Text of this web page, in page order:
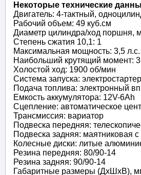
Некоторые технические
Двигатель: 4-тактный,
Рабочий объем: 49 куб.см
Диаметр цилиндра/ход поршня,
Степень сжатия 10,1: 1
Максимальная мощность: 3,5
Наибольший крутящий момент:
Холостой ход: 1900 об/мин
Система запуска: электростартер
Подача топлива: электронный
Емкость аккумулятора: 12V-6Ah
Сцепление: автоматическое
Трансмиссия: вариатор
Подвеска передняя:
Подвеска задняя: маятниковая
Колесные диски: литые
Резина передняя: 80/90-14
Резина задняя: 90/90-14
Габаритные размеры (ДхШхВ),